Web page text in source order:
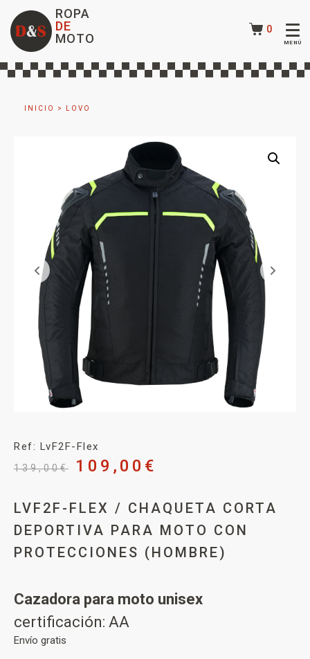
ROPA
DE
MOTO
0
INICIO > LOVO
Ref: LvF2F-Flex
139,00€ 109,00 €
LVF2F-FLEX / CHAQUETA CORTA
DEPORTIVA PARA MOTO CON
PROTECCIONES (HOMBRE)
Cazadora para moto unisex
certificación: AA
Envío gratis